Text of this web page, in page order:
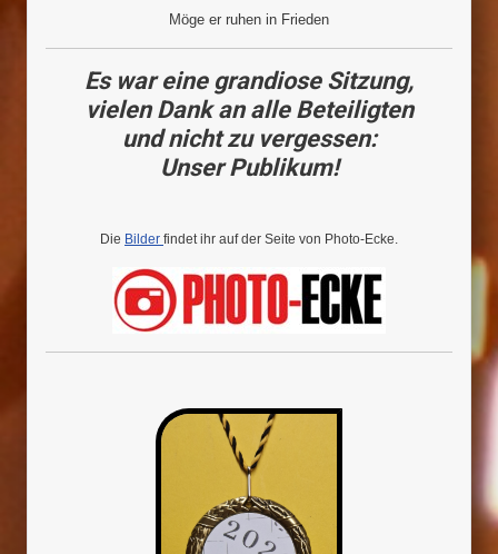
Möge er ruhen in Frieden
Es war eine grandiose Sitzung,
vielen Dank an alle Beteiligten
und nicht zu vergessen:
Unser Publikum!
Die Bilder findet ihr auf der Seite von Photo-Ecke.